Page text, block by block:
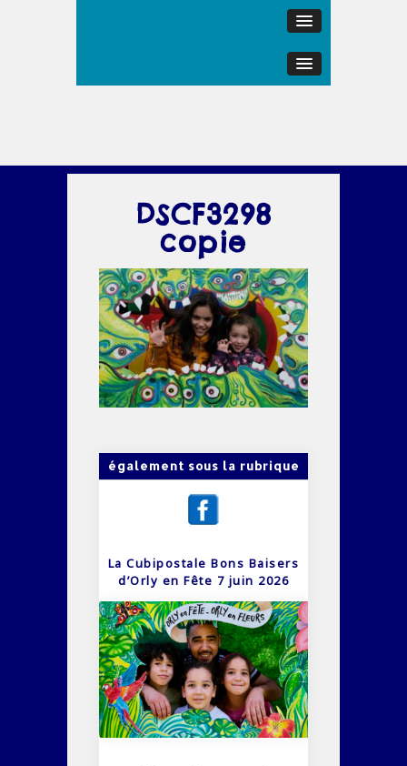
DSCF3298
copie
également sous la rubrique
La Cubipostale Bons Baisers
d’Orly en Fête 7 juin 2026